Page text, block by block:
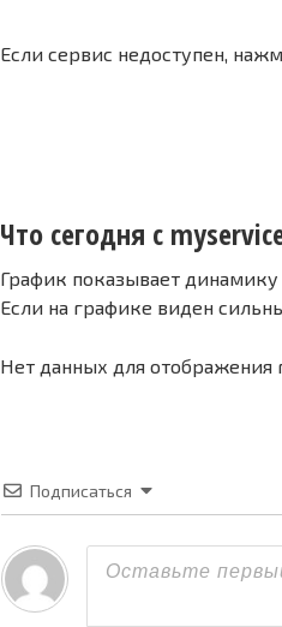
Если сервис недоступен,
Что сегодня с
График показывает
Если на графике виден
Нет данных для отображения
Подписаться